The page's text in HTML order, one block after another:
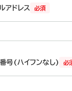
必須
アドレス
必
号(ハイフンなし)